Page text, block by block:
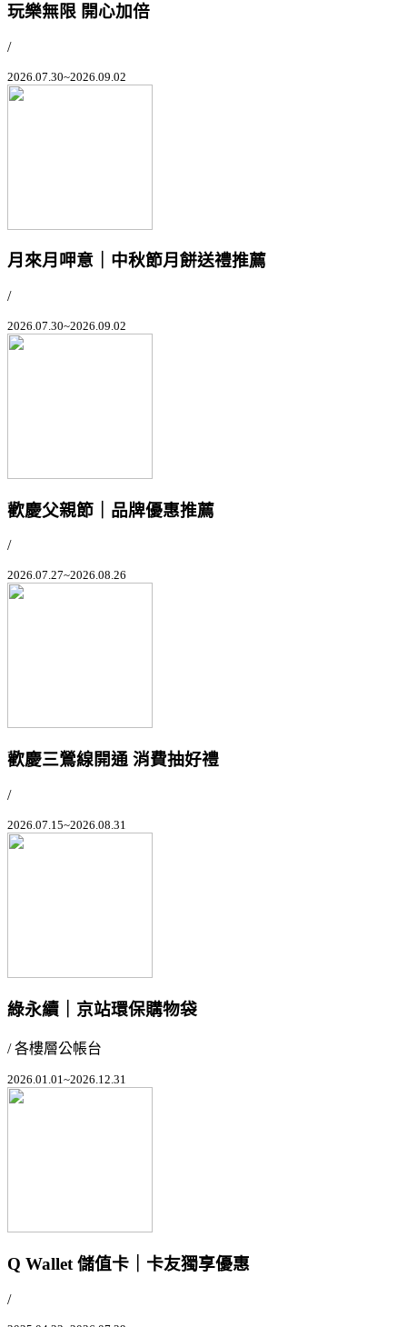
玩樂無限 開心加倍
/
2026.07.30~2026.09.02
月來月呷意｜中秋節月餅送禮推薦
/
2026.07.30~2026.09.02
歡慶父親節｜品牌優惠推薦
/
2026.07.27~2026.08.26
歡慶三鶯線開通 消費抽好禮
/
2026.07.15~2026.08.31
綠永續｜京站環保購物袋
/ 各樓層公帳台
2026.01.01~2026.12.31
Q Wallet 儲值卡｜卡友獨享優惠
/